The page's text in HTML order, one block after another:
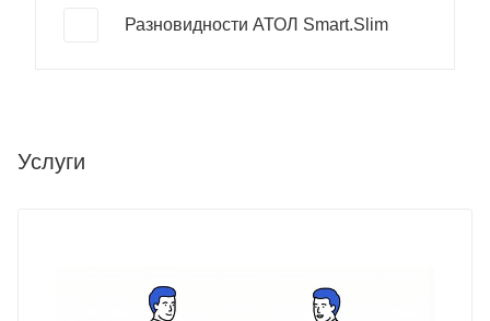
Разновидности АТОЛ Smart.Slim
Услуги